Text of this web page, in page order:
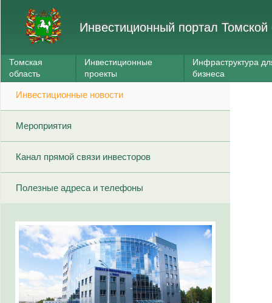
Инвестиционный портал Томской
Томская
область
Инвестиционные
проекты
Инфраструктура
бизнеса
Инвестиционные новости
Мероприятия
Канал прямой связи инвесторов
Полезные адреса и телефоны